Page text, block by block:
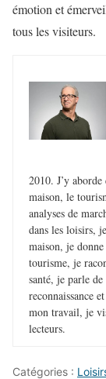
émotion et
tous les visiteurs.
2010. J’y
maison, le
analyses de
dans les loisirs,
maison, je
tourisme, je
santé, je parle
reconnaissance
mon travail, je
lecteurs.
Catégories :